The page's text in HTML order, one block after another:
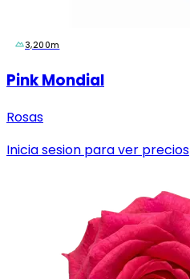
3,200m
Pink Mondial
Rosas
Inicia sesion para ver precios